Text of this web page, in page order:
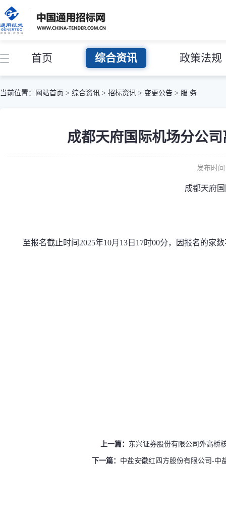
首页 综合资讯 政策法规
当前位置： 网站首页 > 综合资讯 > 招标资讯 > 变更公告 > 服 务
成都天府国际机场分公
发布时
成都天府
至报名截止时间2025年10月13日17时00分，因报名的家
上一篇： 东兴证券股份有限公司外高桥
下一篇： 中盐安徽红四方股份有限公司-中